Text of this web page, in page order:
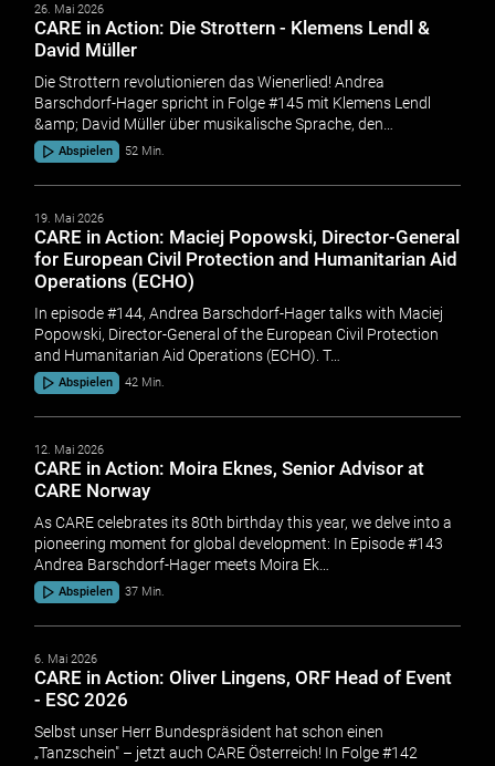
26. Mai 2026
CARE in Action: Die Strottern - Klemens Lendl &
David Müller
Die Strottern revolutionieren das Wienerlied! Andrea
Barschdorf-Hager spricht in Folge #145 mit Klemens Lendl
&amp; David Müller über musikalische Sprache, den…
Abspielen 52 Min.
19. Mai 2026
CARE in Action: Maciej Popowski, Director-General
for European Civil Protection and Humanitarian Aid
Operations (ECHO)
In episode #144, Andrea Barschdorf-Hager talks with Maciej
Popowski, Director-General of the European Civil Protection
and Humanitarian Aid Operations (ECHO). T…
Abspielen 42 Min.
12. Mai 2026
CARE in Action: Moira Eknes, Senior Advisor at
CARE Norway
As CARE celebrates its 80th birthday this year, we delve into a
pioneering moment for global development: In Episode #143
Andrea Barschdorf-Hager meets Moira Ek…
Abspielen 37 Min.
6. Mai 2026
CARE in Action: Oliver Lingens, ORF Head of Event
- ESC 2026
Selbst unser Herr Bundespräsident hat schon einen
„Tanzschein" – jetzt auch CARE Österreich! In Folge #142